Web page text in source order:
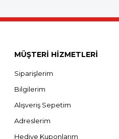
MÜŞTERİ HİZMETLERİ
Siparişlerim
Bilgilerim
Alışveriş Sepetim
Adreslerim
Hediye Kuponlarım